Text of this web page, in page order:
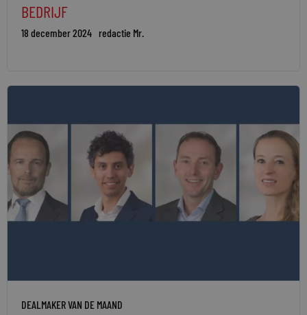
BEDRIJF
18 december 2024 redactie Mr.
DEALMAKER VAN DE MAAND